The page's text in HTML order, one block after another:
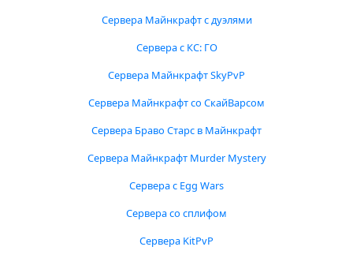
Сервера Майнкрафт с дуэлями
Сервера с КС: ГО
Сервера Майнкрафт SkyPvP
Сервера Майнкрафт со СкайВарсом
Сервера Браво Старс в Майнкрафт
Сервера Майнкрафт Murder Mystery
Сервера с Egg Wars
Сервера со сплифом
Сервера KitPvP